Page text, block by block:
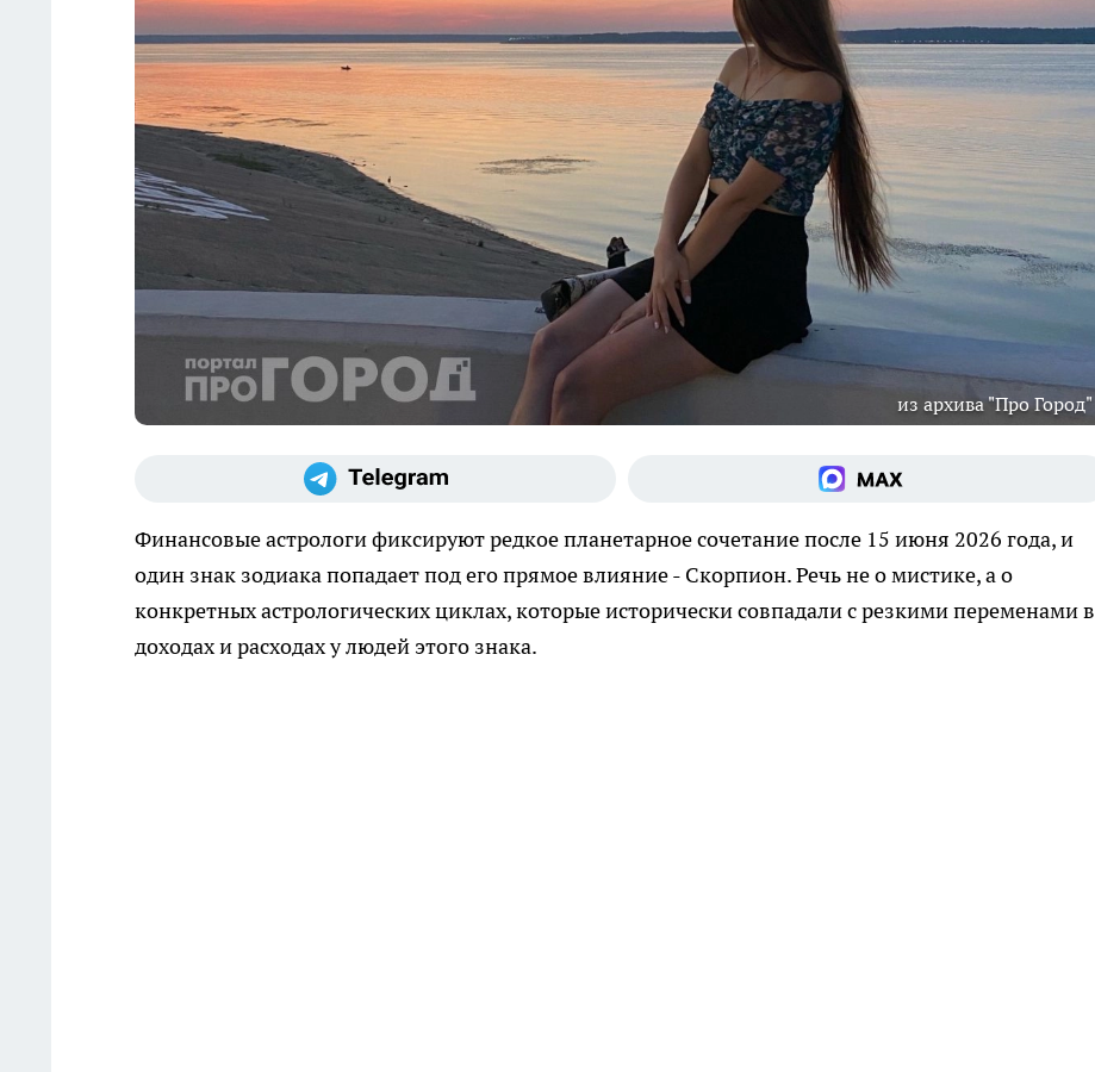
из архива "Про Город"
Финансовые астрологи фиксируют редкое планетарное сочетание после 15 июня 2026 года, и
один знак зодиака попадает под его прямое влияние - Скорпион. Речь не о мистике, а о
конкретных астрологических циклах, которые исторически совпадали с резкими переменами в
доходах и расходах у людей этого знака.